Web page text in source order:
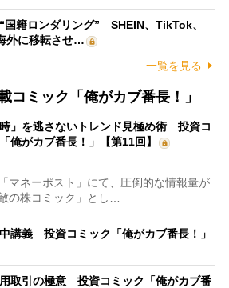
国籍ロンダリング” SHEIN、TikTok、
外に移転させ…
一覧を見る
コミック「俺がカブ番長！」
時」を逃さないトレンド見極め術 投資コ
俺がカブ番長！」【第11回】
マネーポスト」にて、圧倒的な情報量が
の株コミック」とし…
講義 投資コミック「俺がカブ番長！」
取引の極意 投資コミック「俺がカブ番